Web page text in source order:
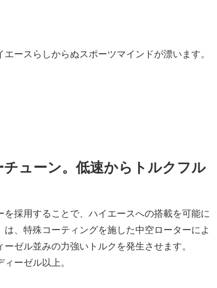
ースらしからぬスポーツマインドが漂います。
ューン。低速からトルクフル
採用することで、ハイエースへの搭載を可能に
、特殊コーティングを施した中空ローターによ
ゼル並みの力強いトルクを発生させます。
ーゼル以上。